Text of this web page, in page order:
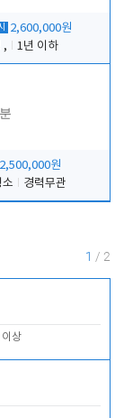
2,600,000원
,
1년 이하
2,500,000원
경력무관
1 / 2
상